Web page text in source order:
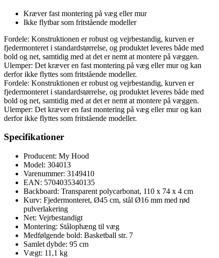
Kræver fast montering på væg eller mur
Ikke flytbar som fritstående modeller
Fordele: Konstruktionen er robust og vejrbestandig, kurven er
fjedermonteret i standardstørrelse, og produktet leveres både med
bold og net, samtidig med at det er nemt at montere på væggen.
Ulemper: Det kræver en fast montering på væg eller mur og kan
derfor ikke flyttes som fritstående modeller.
Fordele: Konstruktionen er robust og vejrbestandig, kurven er
fjedermonteret i standardstørrelse, og produktet leveres både med
bold og net, samtidig med at det er nemt at montere på væggen.
Ulemper: Det kræver en fast montering på væg eller mur og kan
derfor ikke flyttes som fritstående modeller.
Specifikationer
Producent: My Hood
Model: 304013
Varenummer: 3149410
EAN: 5704035340135
Backboard: Transparent polycarbonat, 110 x 74 x 4 cm
Kurv: Fjedermonteret, Ø45 cm, stål Ø16 mm med rød
pulverlakering
Net: Vejrbestandigt
Montering: Stålophæng til væg
Medfølgende bold: Basketball str. 7
Samlet dybde: 95 cm
Vægt: 11,1 kg